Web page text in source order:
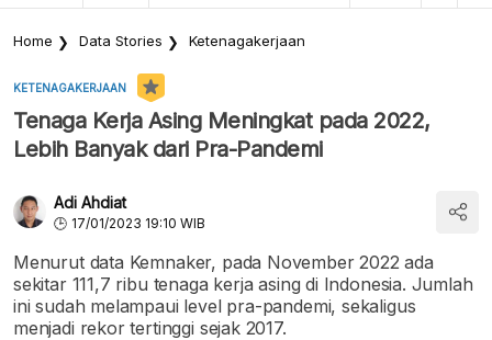
Home Data Stories Ketenagakerjaan
KETENAGAKERJAAN
Tenaga Kerja Asing Meningkat pada 2022,
Lebih Banyak dari Pra-Pandemi
Adi Ahdiat
17/01/2023 19:10 WIB
Menurut data Kemnaker, pada November 2022 ada
sekitar 111,7 ribu tenaga kerja asing di Indonesia. Jumlah
ini sudah melampaui level pra-pandemi, sekaligus
menjadi rekor tertinggi sejak 2017.